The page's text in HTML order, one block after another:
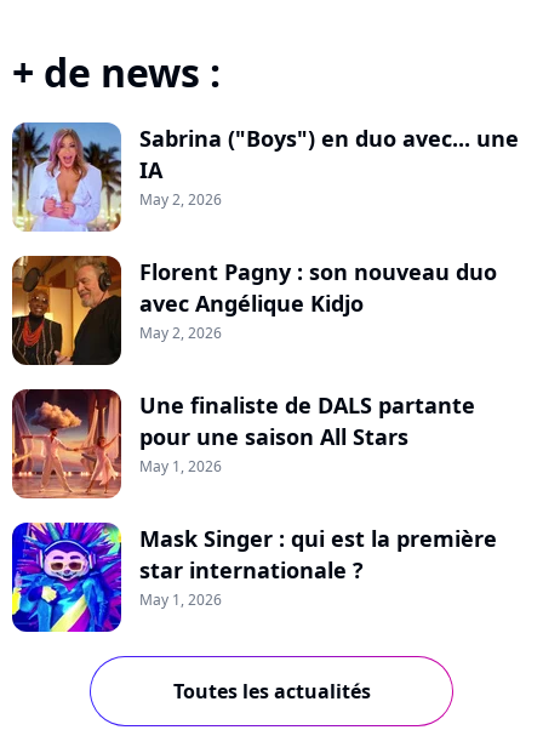
+ de news :
Sabrina ("Boys") en duo avec... une
IA
May 2, 2026
Florent Pagny : son nouveau duo
avec Angélique Kidjo
May 2, 2026
Une finaliste de DALS partante
pour une saison All Stars
May 1, 2026
Mask Singer : qui est la première
star internationale ?
May 1, 2026
Toutes les actualités